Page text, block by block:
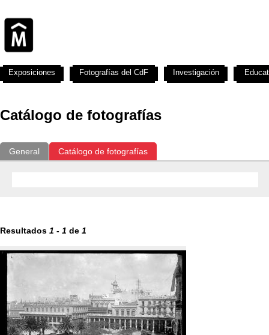
Catálogo de fotografías
General Catálogo de fotografías
Resultados 1 - 1 de 1
Exposiciones Fotografías del CdF Investigación